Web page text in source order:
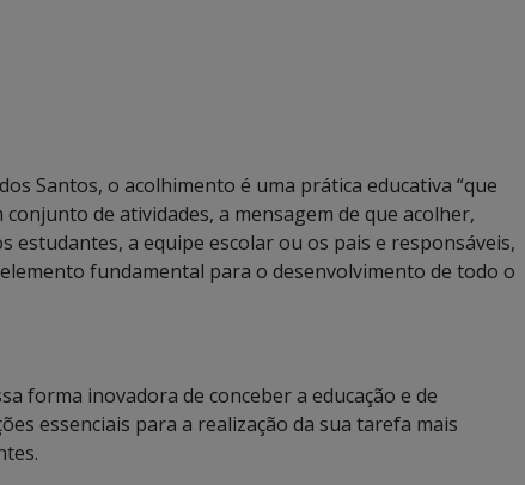
Santos, o acolhimento é uma prática educativa “que
de atividades, a mensagem de que acolher,
estudantes, a equipe escolar ou os pais e responsáveis,
fundamental para o desenvolvimento de todo o
forma inovadora de conceber a educação e de
essenciais para a realização da sua tarefa mais